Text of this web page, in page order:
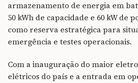
armazenamento de energia em
50 kWh de capacidade e 60 kW de
como reserva estratégica para
emergência e testes operacionais.
Com a inauguração do maior
elétricos do país e a entrada em